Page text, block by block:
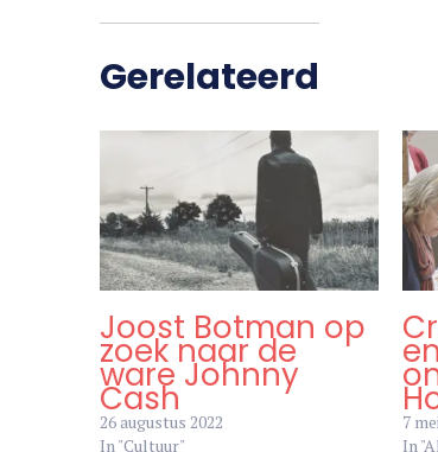
Gerelateerd
Joost Botman op
zoek naar de
ware Johnny
Cash
26 augustus 2022
In "Cultuur"
7
In